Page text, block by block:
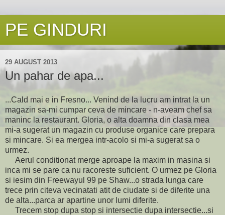
PE GINDURI
29 AUGUST 2013
Un pahar de apa...
...Cald mai e in Fresno... Venind de la lucru am intrat la un
magazin sa-mi cumpar ceva de mincare - n-aveam chef sa
maninc la restaurant. Gloria, o alta doamna din clasa mea
mi-a sugerat un magazin cu produse organice care prepara
si mincare. Si ea mergea intr-acolo si mi-a sugerat sa o
urmez.
Aerul conditionat merge aproape la maxim in masina si
inca mi se pare ca nu racoreste suficient. O urmez pe Gloria
si iesim din Freewayul 99 pe Shaw...o strada lunga care
trece prin citeva vecinatati atit de ciudate si de diferite una
de alta...parca ar apartine unor lumi diferite.
Trecem stop dupa stop si intersectie dupa intersectie...si